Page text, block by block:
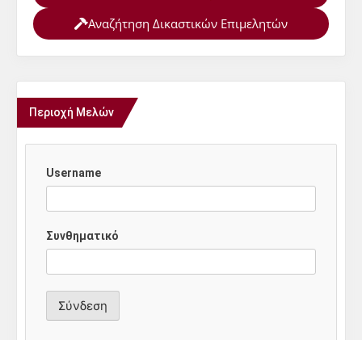
Αναζήτηση Δικαστικών Επιμελητών
Περιοχή Μελών
Username
Συνθηματικό